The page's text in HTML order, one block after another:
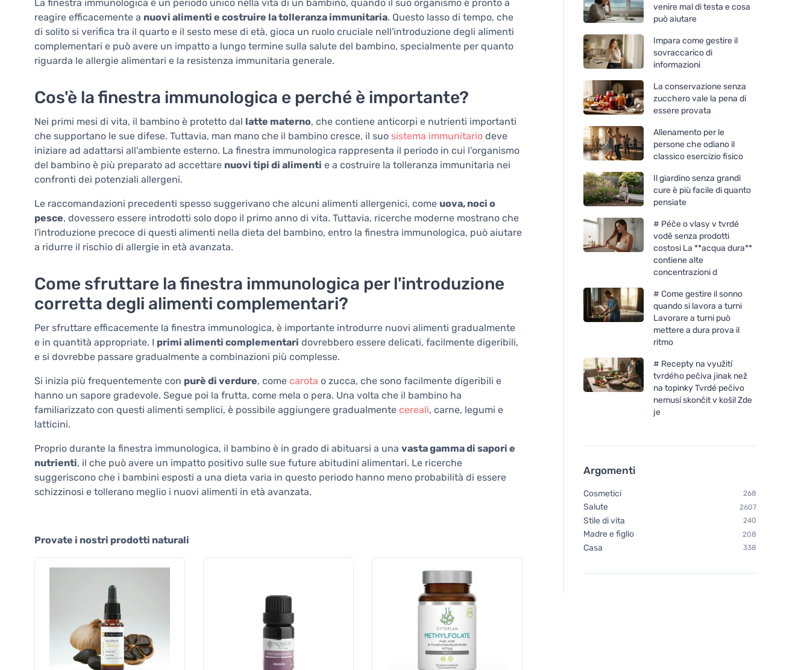
La finestra immunologica è un periodo unico nella vita di un bambino, quando il suo organismo è pronto a
reagire efficacemente a nuovi alimenti e costruire la tolleranza immunitaria. Questo lasso di tempo, che
di solito si verifica tra il quarto e il sesto mese di età, gioca un ruolo cruciale nell'introduzione degli alimenti
complementari e può avere un impatto a lungo termine sulla salute del bambino, specialmente per quanto
riguarda le allergie alimentari e la resistenza immunitaria generale.
Cos'è la finestra immunologica e perché è importante?
Nei primi mesi di vita, il bambino è protetto dal latte materno, che contiene anticorpi e nutrienti importanti
che supportano le sue difese. Tuttavia, man mano che il bambino cresce, il suo sistema immunitario deve
iniziare ad adattarsi all'ambiente esterno. La finestra immunologica rappresenta il periodo in cui l'organismo
del bambino è più preparato ad accettare nuovi tipi di alimenti e a costruire la tolleranza immunitaria nei
confronti dei potenziali allergeni.
Le raccomandazioni precedenti spesso suggerivano che alcuni alimenti allergenici, come uova, noci o
pesce, dovessero essere introdotti solo dopo il primo anno di vita. Tuttavia, ricerche moderne mostrano che
l'introduzione precoce di questi alimenti nella dieta del bambino, entro la finestra immunologica, può aiutare
a ridurre il rischio di allergie in età avanzata.
Come sfruttare la finestra immunologica per l'introduzione
corretta degli alimenti complementari?
Per sfruttare efficacemente la finestra immunologica, è importante introdurre nuovi alimenti gradualmente
e in quantità appropriate. I primi alimenti complementari dovrebbero essere delicati, facilmente digeribili,
e si dovrebbe passare gradualmente a combinazioni più complesse.
Si inizia più frequentemente con purè di verdure, come carota o zucca, che sono facilmente digeribili e
hanno un sapore gradevole. Segue poi la frutta, come mela o pera. Una volta che il bambino ha
familiarizzato con questi alimenti semplici, è possibile aggiungere gradualmente cereali, carne, legumi e
latticini.
Proprio durante la finestra immunologica, il bambino è in grado di abituarsi a una vasta gamma di sapori e
nutrienti, il che può avere un impatto positivo sulle sue future abitudini alimentari. Le ricerche
suggeriscono che i bambini esposti a una dieta varia in questo periodo hanno meno probabilità di essere
schizzinosi e tollerano meglio i nuovi alimenti in età avanzata.
Provate i nostri prodotti naturali
venire mal di testa e cosa
può aiutare
Impara come gestire il
sovraccarico di
informazioni
La conservazione senza
zucchero vale la pena di
essere provata
Allenamento per le
persone che odiano il
classico esercizio fisico
Il giardino senza grandi
cure è più facile di quanto
pensiate
# Péče o vlasy v tvrdé
vodě senza prodotti
costosi La **acqua dura**
contiene alte
concentrazioni d
# Come gestire il sonno
quando si lavora a turni
Lavorare a turni può
mettere a dura prova il
ritmo
# Recepty na využití
tvrdého pečiva jinak než
na topinky Tvrdé pečivo
nemusí skončit v koši! Zde
je
Argomenti
Cosmetici 268
Salute 2607
Stile di vita 240
Madre e figlio 208
Casa 338